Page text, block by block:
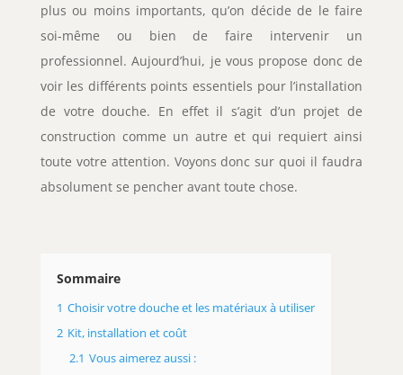
plus ou moins importants, qu’on décide de le faire
soi-même ou bien de faire intervenir un
professionnel. Aujourd’hui, je vous propose donc de
voir les différents points essentiels pour l’installation
de votre douche. En effet il s’agit d’un projet de
construction comme un autre et qui requiert ainsi
toute votre attention. Voyons donc sur quoi il faudra
absolument se pencher avant toute chose.
Sommaire
1 Choisir votre douche et les matériaux à utiliser
2 Kit, installation et coût
2.1 Vous aimerez aussi :